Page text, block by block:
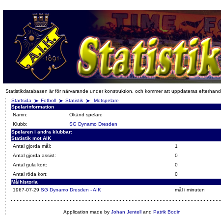
Statistikdatabasen är för närvarande under konstruktion, och kommer att uppdateras efterhand.
Startsida
Fotboll Statistik
Motspelare
Spelarinformation
Namn:
Okänd spelare
Klubb:
SG Dynamo Dresden
Spelaren i andra klubbar:
Statistik mot AIK
Antal gjorda mål:
1
Antal gjorda assist:
0
Antal gula kort:
0
Antal röda kort:
0
Målhistoria
1967-07-29 SG Dynamo Dresden - AIK mål i minuten
Application made by Johan Jentelland Patrik Bodin